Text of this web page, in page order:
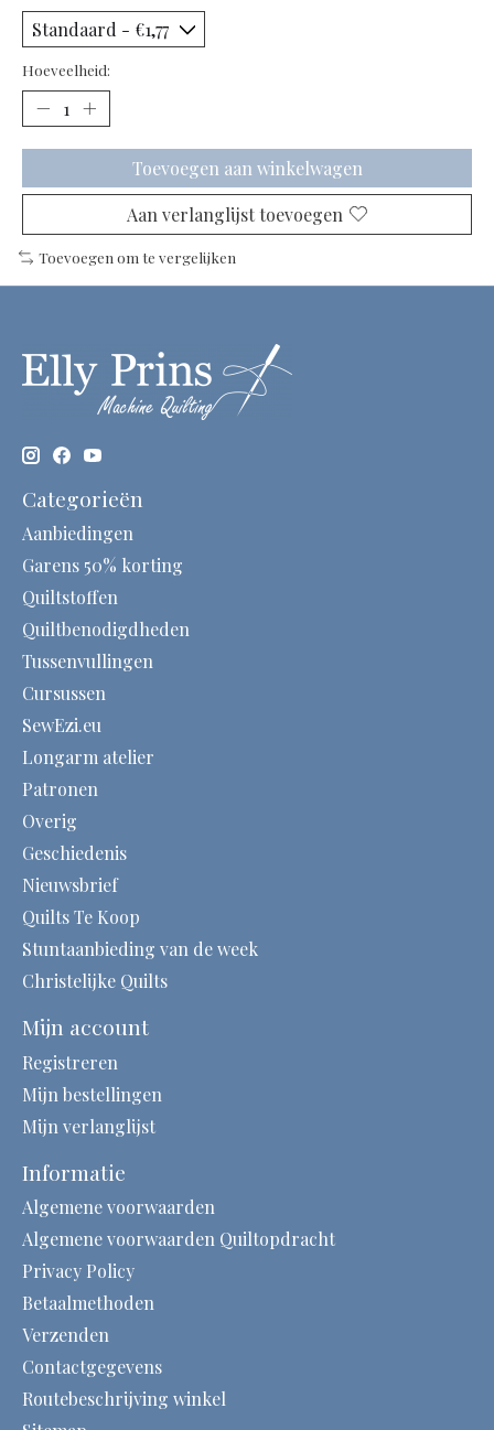
Hoeveelheid:
Toevoegen aan winkelwagen
Aan verlanglijst toevoegen
Toevoegen om te vergelijken
Categorieën
Aanbiedingen
Garens 50% korting
Quiltstoffen
Quiltbenodigdheden
Tussenvullingen
Cursussen
SewEzi.eu
Longarm atelier
Patronen
Overig
Geschiedenis
Nieuwsbrief
Quilts Te Koop
Stuntaanbieding van de week
Christelijke Quilts
Mijn account
Registreren
Mijn bestellingen
Mijn verlanglijst
Informatie
Algemene voorwaarden
Algemene voorwaarden Quiltopdracht
Privacy Policy
Betaalmethoden
Verzenden
Contactgegevens
Routebeschrijving winkel